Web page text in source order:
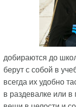
добираются до
берут с собой в
всегда их удобно
в раздевалке или в